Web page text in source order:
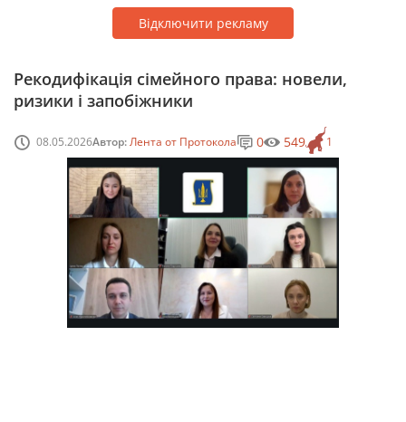
Відключити рекламу
Рекодифікація сімейного права: новели,
ризики і запобіжники
08.05.2026Автор:Лента от Протокола 1
0 549